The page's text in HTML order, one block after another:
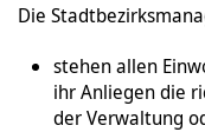
Die
stehen allen
ihr Anliegen die
der Verwaltung